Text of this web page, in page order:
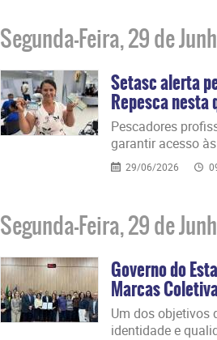
Segunda-Feira, 29 de
Setasc alerta
Repesca
Pescadores
garantir acesso
29/06/2026
Segunda-Feira, 29 de
Governo do
Marcas
​Um dos objetivos
identidade e